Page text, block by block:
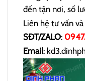
đến tận nơi, số
Liên hệ tư vấn
SĐT/ZALO:
Email: